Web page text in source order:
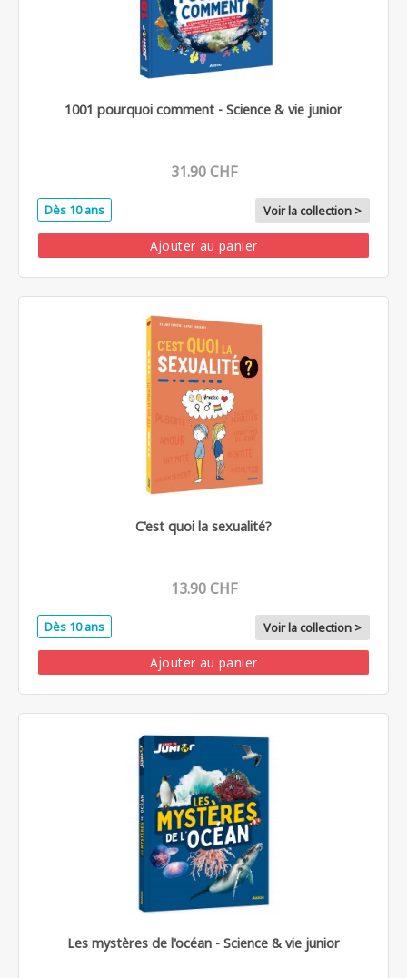
1001 pourquoi comment - Science & vie junior
31.90 CHF
Dès 10 ans Voir la collection >
Ajouter au panier
C'est quoi la sexualité?
13.90 CHF
Dès 10 ans Voir la collection >
Ajouter au panier
Les mystères de l'océan - Science & vie junior